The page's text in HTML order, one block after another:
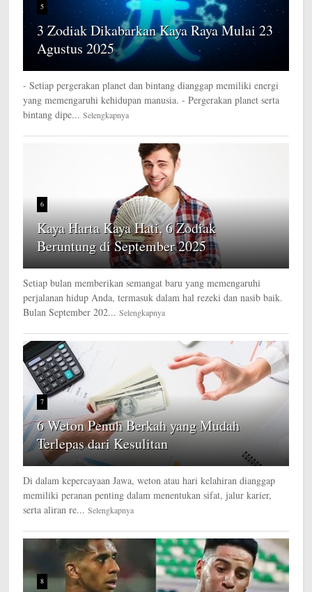
5
3 Zodiak Dikabarkan Kaya Raya Mulai 23
Agustus 2025
- Setiap pergerakan planet dan bintang dianggap memiliki energi
yang memengaruhi kehidupan manusia. - Pergerakan planet serta
bintang dipe... Selengkapnya
6
Kaya Harta Kaya Hati, 6 Zodiak
Beruntung di September 2025
Setiap bulan memberikan semangat baru yang memengaruhi
perjalanan hidup Anda, termasuk dalam hal rezeki dan nasib baik.
Bulan September 202... Selengkapnya
7
6 Weton Penuh Berkah yang Mudah
Terlepas dari Kesulitan
Di dalam kepercayaan Jawa, weton atau hari kelahiran dianggap
memiliki peranan penting dalam menentukan sifat, jalur karier,
serta aliran re... Selengkapnya
8